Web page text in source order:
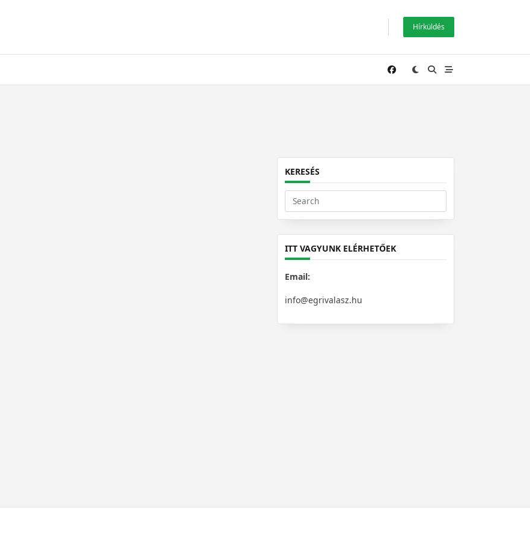
Hírküldés
KERESÉS
Search
for:
ITT VAGYUNK ELÉRHETŐEK
Email:
info@egrivalasz.hu